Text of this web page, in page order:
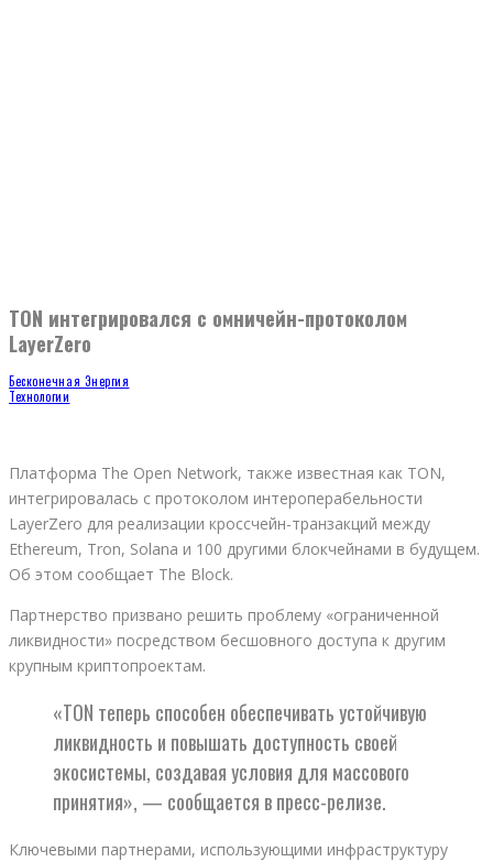
TON интегрировался с омничейн-протоколом
LayerZero
Бесконечная Энергия
Технологии
Платформа The Open Network, также известная как TON,
интегрировалась с протоколом интероперабельности
LayerZero для реализации кроссчейн-транзакций между
Ethereum, Tron, Solana и 100 другими блокчейнами в будущем.
Об этом сообщает The Block.
Партнерство призвано решить проблему «ограниченной
ликвидности» посредством бесшовного доступа к другим
крупным криптопроектам.
«TON теперь способен обеспечивать устойчивую
ликвидность и повышать доступность своей
экосистемы, создавая условия для массового
принятия», — сообщается в пресс-релизе.
Ключевыми партнерами, использующими инфраструктуру